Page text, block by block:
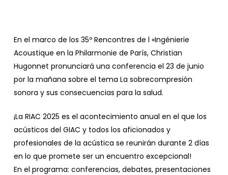
En el marco de los 35º Rencontres de l «Ingénierie
Acoustique en la Philarmonie de París, Christian
Hugonnet pronunciará una conferencia el 23 de junio
por la mañana sobre el tema La sobrecompresión
sonora y sus consecuencias para la salud.
¡La RIAC 2025 es el acontecimiento anual en el que los
acústicos del GIAC y todos los aficionados y
profesionales de la acústica se reunirán durante 2 días
en lo que promete ser un encuentro excepcional!
En el programa: conferencias, debates, presentaciones